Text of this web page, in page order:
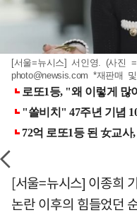
[서울=뉴시스] 서인영. (사진
photo@newsis.com *재판매
[서울=뉴시스] 이종희
논란 이후의 힘들었던